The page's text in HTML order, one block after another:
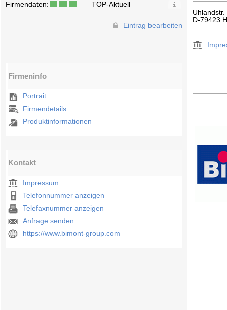
Firmendaten: TOP-Aktuell
Eintrag bearbeiten
Firmeninfo
Portrait
Firmendetails
Produktinformationen
Kontakt
Impressum
Telefonnummer anzeigen
Telefaxnummer anzeigen
Anfrage senden
https://www.bimont-group.com
Uhlandstr.
D-79423